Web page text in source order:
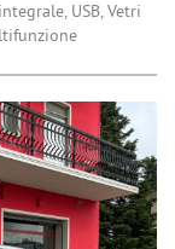
USB, Vetri